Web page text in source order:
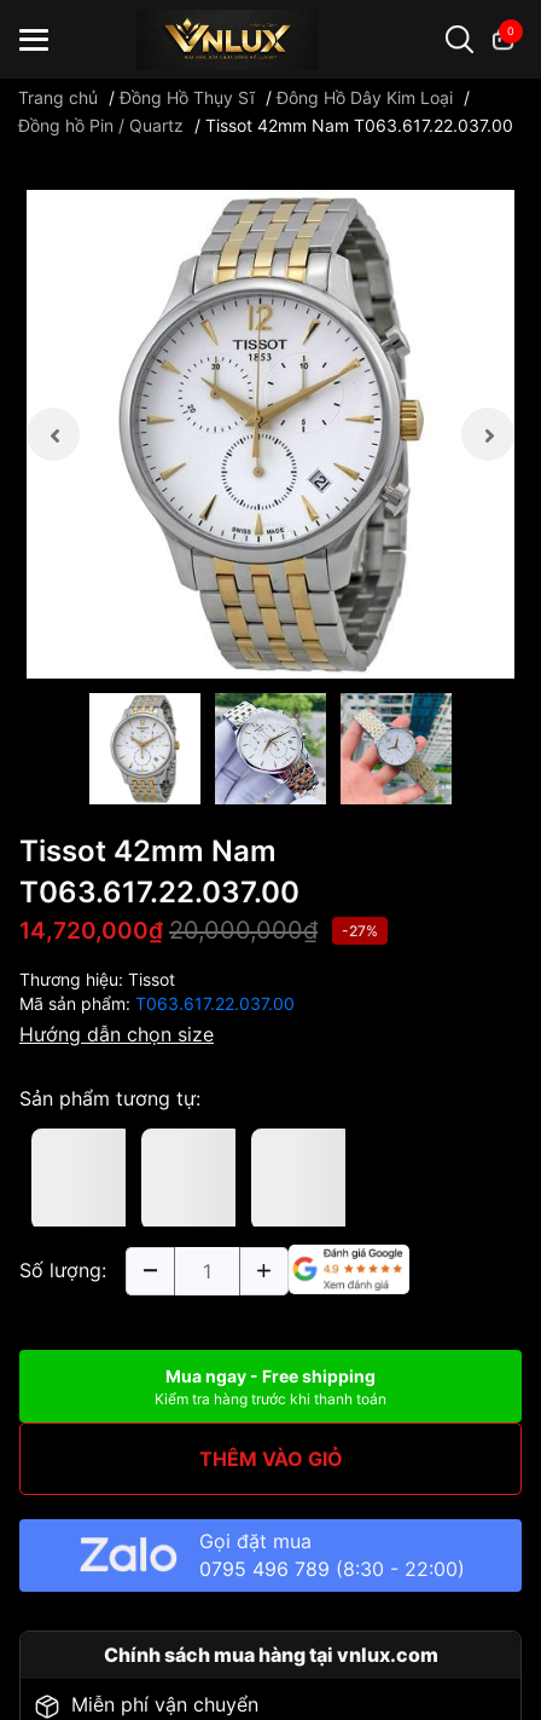
0
Trang chủ /Đồng Hồ Thụy Sĩ /Đông Hồ Dây Kim Loại /
Đồng hồ Pin / Quartz
/ Tissot 42mm Nam T063.617.22.037.00
Tissot 42mm Nam
T063.617.22.037.00
14,720,000₫ 20,000,000₫ -27%
Thương hiệu: Tissot
Mã sản phẩm: T063.617.22.037.00
Hướng dẫn chọn size
Sản phẩm tương tự:
Số lượng:
Mua ngay - Free shipping
Kiểm tra hàng trước khi thanh toán
THÊM VÀO GIỎ
Gọi đặt mua
0795 496 789 (8:30 - 22:00)
Chính sách mua hàng tại vnlux.com
Miễn phí vận chuyển